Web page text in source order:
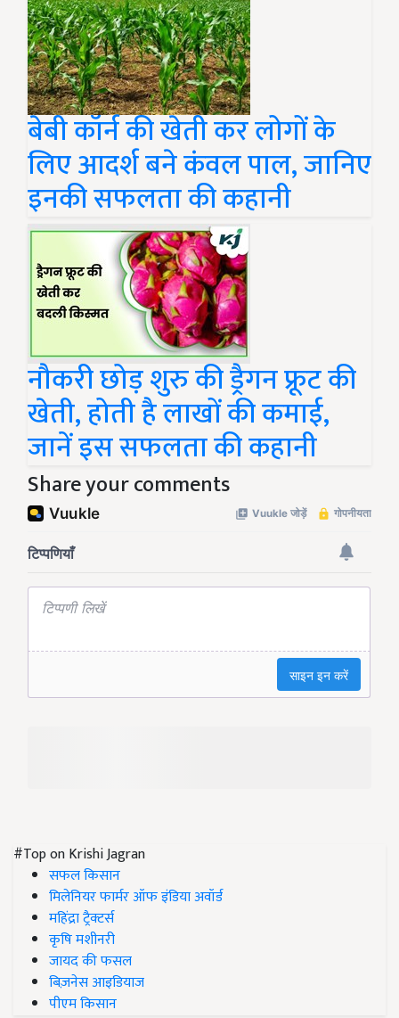
बेबी कॉर्न की खेती कर लोगों के
लिए आदर्श बने कंवल पाल, जानिए
इनकी सफलता की कहानी
नौकरी छोड़ शुरु की ड्रैगन फ्रूट की
खेती, होती है लाखों की कमाई,
जानें इस सफलता की कहानी
Share your comments
#Top on Krishi Jagran
सफल किसान
मिलेनियर फार्मर ऑफ इंडिया अवॉर्ड
महिंद्रा ट्रैक्टर्स
कृषि मशीनरी
जायद की फसल
बिज़नेस आइडियाज
पीएम किसान